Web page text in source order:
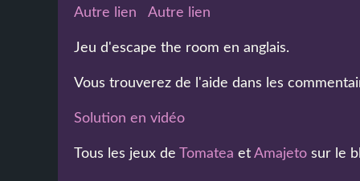
Autre lien Autre lien
Jeu d'escape the room en anglais.
Vous trouverez de l'aide dans les
Solution en vidéo
Tous les jeux de Tomatea et Amajeto sur le